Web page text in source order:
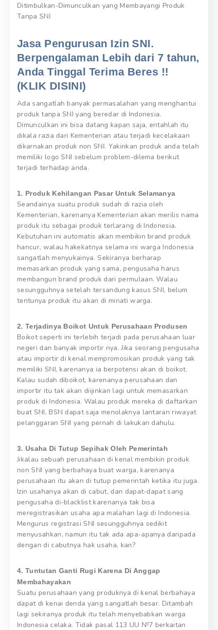
Ditimbulkan-Dimunculkan yang Membayangi Produk
Tanpa SNI
Jasa Pengurusan Izin SNI.
Berpengalaman Lebih dari 7 tahun,
Anda Tinggal Terima Beres !!
(KLIK DISINI)
Ada sangatlah banyak permasalahan yang menghantui
produk tanpa SNI yang beredar di Indonesia.
Dimunculkan ini bisa datang kapan saja, entahlah itu
dikala razia dari Kementerian atau terjadi kecelakaan
dikarnakan produk non SNI. Yakinkan produk anda telah
memiliki logo SNI sebelum problem-dilema berikut
terjadi terhadap anda.
1. Produk Kehilangan Pasar Untuk Selamanya
Seandainya suatu produk sudah di razia oleh
Kementerian, karenanya Kementerian akan merilis nama
produk itu sebagai produk terlarang di Indonesia.
Kebutuhan ini automatis akan membikin brand produk
hancur, walau hakekatnya selama ini warga Indonesia
sangatlah menyukainya. Sekiranya berharap
memasarkan produk yang sama, pengusaha harus
membangun brand produk dari permulaan. Walau
sesungguhnya setelah tersandung kasus SNI, belum
tentunya produk itu akan di minati warga.
2. Terjadinya Boikot Untuk Perusahaan Produsen
Boikot seperti ini terlebih terjadi pada perusahaan luar
negeri dan banyak importir nya. Jika seorang pengusaha
atau importir di kenal mempromosikan produk yang tak
memiliki SNI, karenanya ia berpotensi akan di boikot.
Kalau sudah diboikot, karenanya perusahaan dan
importir itu tak akan diijinkan lagi untuk memasarkan
produk di Indonesia. Walau produk mereka di daftarkan
buat SNI, BSN dapat saja menolaknya lantaran riwayat
pelanggaran SNI yang pernah di lakukan dahulu.
3. Usaha Di Tutup Sepihak Oleh Pemerintah
Jikalau sebuah perusahaan di kenal membikin produk
non SNI yang berbahaya buat warga, karenanya
perusahaan itu akan di tutup pemerintah ketika itu juga.
Izin usahanya akan di cabut, dan dapat-dapat sang
pengusaha di-blacklist karenanya tak bisa
meregistrasikan usaha apa malahan lagi di Indonesia.
Mengurus registrasi SNI sesungguhnya sedikit
menyusahkan, namun itu tak ada apa-apanya daripada
dengan di cabutnya hak usaha, kan?
4. Tuntutan Ganti Rugi Karena Di Anggap
Membahayakan
Suatu perusahaan yang produknya di kenal berbahaya
dapat di kenai denda yang sangatlah besar. Ditambah
lagi sekiranya produk itu telah menyebabkan warga
Indonesia celaka. Tidak pasal 113 UU №7 berkaitan